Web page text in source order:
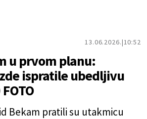
13.06.2026. 10:52
u prvom planu:
ispratile ubedljivu
Bekam pratili su utakmicu